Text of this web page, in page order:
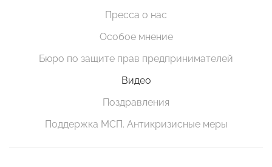
Пресса о нас
Особое мнение
Бюро по защите прав предпринимателей
Видео
Поздравления
Поддержка МСП. Антикризисные меры